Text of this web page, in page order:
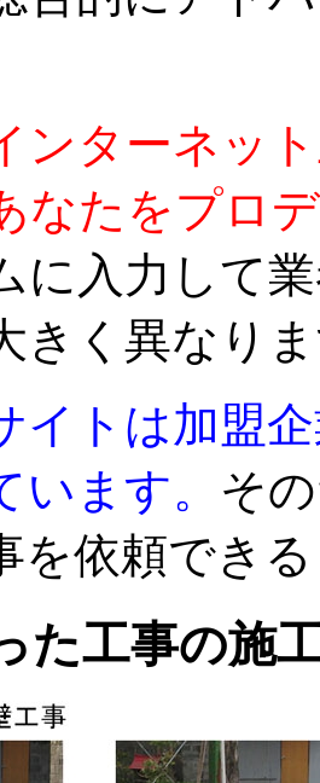
ンターネッ
なたをプロ
に入力して
きく異なり
イトは加盟
います。 そ
を依頼でき
た工事の施